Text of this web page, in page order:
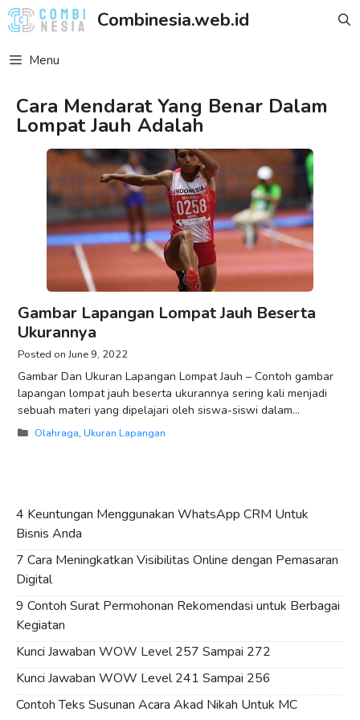
Skip
to
Combinesia.web.id
Menu
Cara Mendarat Yang Benar Dalam
Lompat Jauh Adalah
Gambar Lapangan Lompat Jauh Beserta
Ukurannya
June 9, 2022
Gambar Dan Ukuran Lapangan Lompat Jauh – Contoh gambar
lapangan lompat jauh beserta ukurannya sering kali menjadi
sebuah materi yang dipelajari oleh siswa-siswi dalam
pelajaran olahraga. Sesuai dengan namanya, Lompat
Categories
Olahraga, Ukuran Lapangan
4 Keuntungan Menggunakan WhatsApp CRM Untuk
Bisnis Anda
7 Cara Meningkatkan Visibilitas Online dengan Pemasaran
Digital
9 Contoh Surat Permohonan Rekomendasi untuk Berbagai
Kegiatan
Kunci Jawaban WOW Level 257 Sampai 272
Kunci Jawaban WOW Level 241 Sampai 256
Contoh Teks Susunan Acara Akad Nikah Untuk MC